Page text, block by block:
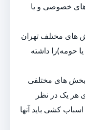
خصوصی و یا
های مختلف تهران
حومه)را داشته
بخش های مختلفی
هر یک در نظر
کشی باید آنها